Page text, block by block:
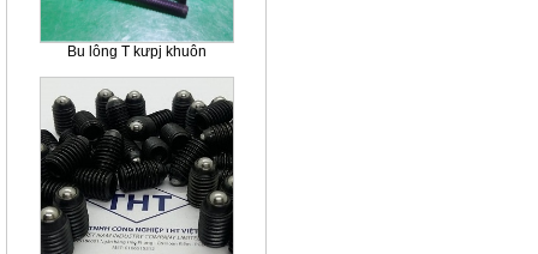
Bu lông T kưpj khuôn